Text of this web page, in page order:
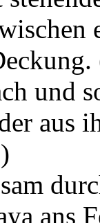
und
aus
ans